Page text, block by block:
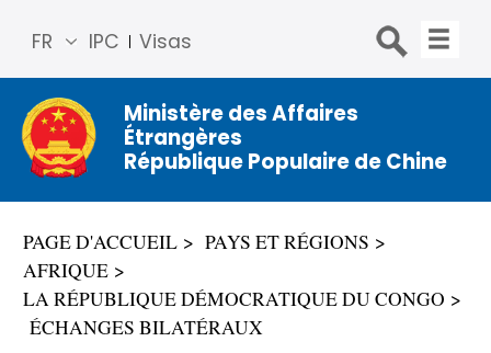
IPC Visas
FR
简体
中文
Engli
sh
Русс
Espa
ñol
عربي
Ministère des Affaires
Étrangères
République Populaire de Chine
PAGE D'ACCUEIL
PAYS ET RÉGIONS
AFRIQUE
LA RÉPUBLIQUE DÉMOCRATIQUE DU CONGO
ÉCHANGES BILATÉRAUX